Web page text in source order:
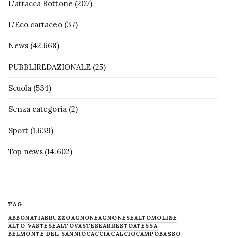
L'attacca Bottone (207)
L'Eco cartaceo (37)
News (42.668)
PUBBLIREDAZIONALE (25)
Scuola (534)
Senza categoria (2)
Sport (1.639)
Top news (14.602)
TAG
ABBONATIABRUZZOAGNONEAGNONESEALTOMOLISE
ALTO VASTESEALTOVASTESEARRESTOATESSA
BELMONTE DEL SANNIOCACCIACALCIOCAMPOBASSO